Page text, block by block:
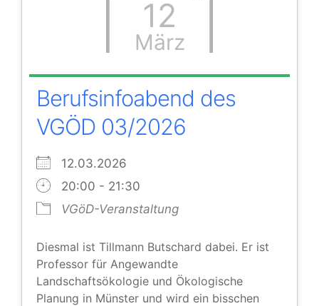
12
März
Berufsinfoabend des
VGÖD 03/2026
12.03.2026
20:00 - 21:30
VGöD-Veranstaltung
Diesmal ist Tillmann Butschard dabei. Er ist
Professor für Angewandte
Landschaftsökologie und Ökologische
Planung in Münster und wird ein bisschen